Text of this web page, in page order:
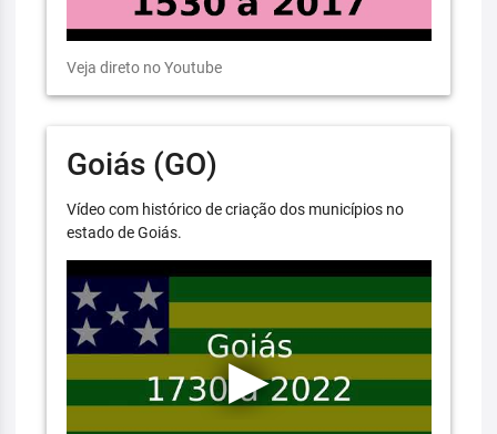
Veja direto no Youtube
Goiás (GO)
Vídeo com histórico de criação dos municípios no
estado de Goiás.